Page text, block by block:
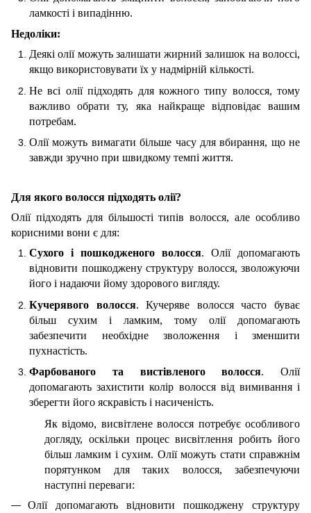
ламкості і випадінню.
Недоліки:
Деякі олії можуть залишати жирний залишок на волоссі,
якщо використовувати їх у надмірній кількості.
Не всі олії підходять для кожного типу волосся, тому
важливо обрати ту, яка найкраще відповідає вашим
потребам.
Олії можуть вимагати більше часу для вбирання, що не
завжди зручно при швидкому темпі життя.
Для якого волосся підходять олії?
Олії підходять для більшості типів волосся, але особливо
корисними вони є для:
Сухого і пошкодженого волосся. Олії допомагають
відновити пошкоджену структуру волосся, зволожуючи
його і надаючи йому здорового вигляду.
Кучерявого волосся. Кучеряве волосся часто буває
більш сухим і ламким, тому олії допомагають
забезпечити необхідне зволоження і зменшити
пухнастість.
Фарбованого та вистівленого волосся. Олії
допомагають захистити колір волосся від вимивання і
зберегти його яскравість і насиченість.
Як відомо, висвітлене волосся потребує особливого
догляду, оскільки процес висвітлення робить його
більш ламким і сухим. Олії можуть стати справжнім
порятунком для таких волосся, забезпечуючи
наступні переваги:
Олії допомагають відновити пошкоджену структуру